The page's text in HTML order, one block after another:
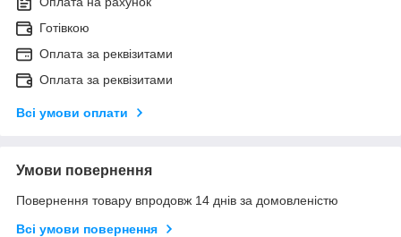
Готівкою
Оплата за реквізитами
Оплата за реквізитами
Всі умови оплати
Умови повернення
Повернення товару впродовж 14 днів за домовленістю
Всі умови повернення